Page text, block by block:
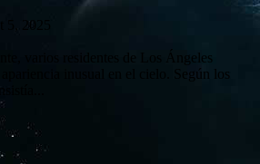
5, 2025
varios residentes de Los Ángeles
apariencia inusual en el cielo. Según los